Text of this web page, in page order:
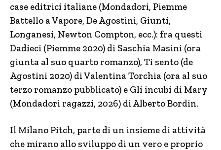
case editrici italiane (Mondadori, Piemme
Battello a Vapore, De Agostini, Giunti,
Longanesi, Newton Compton, ecc.): fra questi
Dadieci (Piemme 2020) di Saschia Masini (ora
giunta al suo quarto romanzo), Ti sento (de
Agostini 2020) di Valentina Torchia (ora al suo
terzo romanzo pubblicato) e Gli incubi di Mary
(Mondadori ragazzi, 2026) di Alberto Bordin.
Il Milano Pitch, parte di un insieme di attività
che mirano allo sviluppo di un vero e proprio